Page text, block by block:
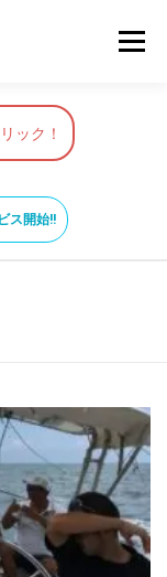
メニ
& NEWS
ック！
ス開始!!